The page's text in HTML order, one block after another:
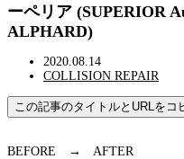
ーペリア (SUPERIOR
ALPHARD)
2020.08.14
COLLISION REPAIR
この記事のタイトルとURLをコ
BEFORE → AFTER